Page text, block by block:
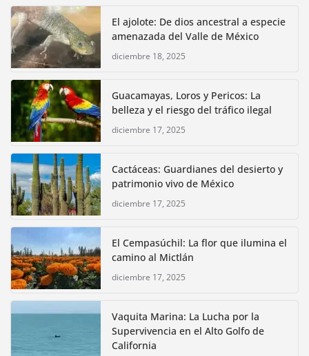
El ajolote: De dios ancestral a especie
amenazada del Valle de México
diciembre 18, 2025
Guacamayas, Loros y Pericos: La
belleza y el riesgo del tráfico ilegal
diciembre 17, 2025
Cactáceas: Guardianes del desierto y
patrimonio vivo de México
diciembre 17, 2025
El Cempasúchil: La flor que ilumina el
camino al Mictlán
diciembre 17, 2025
Vaquita Marina: La Lucha por la
Supervivencia en el Alto Golfo de
California